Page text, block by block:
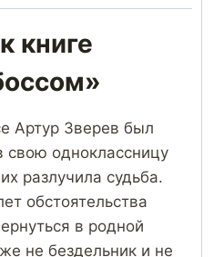
книге
Артур Зверев был
свою одноклассницу
разлучила судьба.
обстоятельства
в родной
не бездельник и не